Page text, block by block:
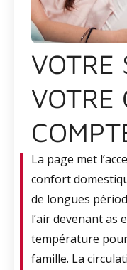
VOTRE
VOTRE
La page met
confort
de longues
l’air devenant as
température
famille. La